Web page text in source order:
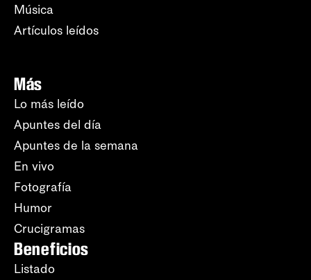
Música
Artículos leídos
Más
Lo más leído
Apuntes del día
Apuntes de la semana
En vivo
Fotografía
Humor
Crucigramas
Beneficios
Listado